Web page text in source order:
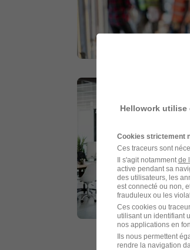
Hellowork utilise
Cookies strictement
Ces traceurs sont
Il s'agit notamment de
active pendant sa
des utilisateurs, les
est connecté ou non,
frauduleux ou les
Ces cookies ou
utilisant un identifiant
nos applications en
Ils nous permettent
rendre la navigation